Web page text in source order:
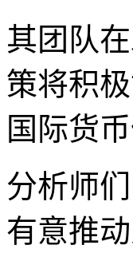
其团队
策将积
国际货
分析师
有意推